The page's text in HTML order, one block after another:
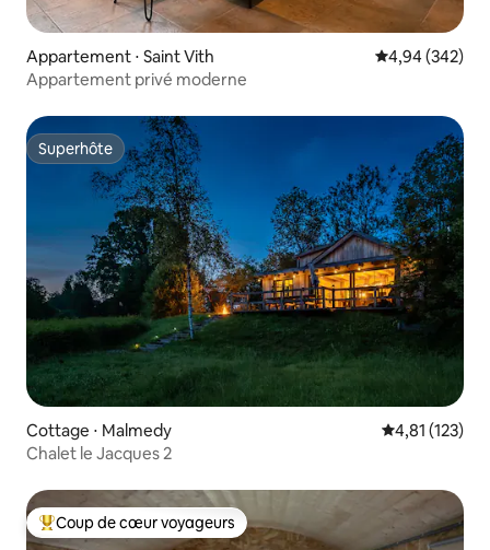
Appartement ⋅ Saint Vith Évaluation
4,94 (342)
Appartement privé moderne
Superhôte
Superhôte
Cottage ⋅ Malmedy Évaluation
4,81 (123)
Chalet le Jacques 2
Coups de cœur voyageurs les plus appréciés
Coup de cœur voyageurs